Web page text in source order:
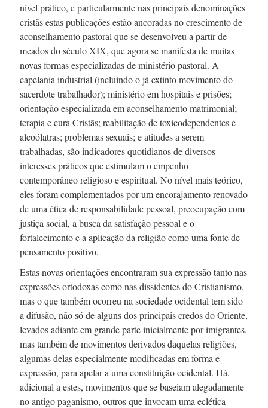
nível prático, e particularmente nas principais denominações
cristãs estas publicações estão ancoradas no crescimento de
aconselhamento pastoral que se desenvolveu a partir de
meados do século XIX, que agora se manifesta de muitas
novas formas especializadas de ministério pastoral. A
capelania industrial (incluindo o já extinto movimento do
sacerdote trabalhador); ministério em hospitais e prisões;
orientação especializada em aconselhamento matrimonial;
terapia e cura Cristãs; reabilitação de toxicodependentes e
alcoólatras; problemas sexuais; e atitudes a serem
trabalhadas, são indicadores quotidianos de diversos
interesses práticos que estimulam o empenho
contemporâneo religioso e espiritual. No nível mais teórico,
eles foram complementados por um encorajamento renovado
de uma ética de responsabilidade pessoal, preocupação com
justiça social, a busca da satisfação pessoal e o
fortalecimento e a aplicação da religião como uma fonte de
pensamento positivo.
Estas novas orientações encontraram sua expressão tanto nas
expressões ortodoxas como nas dissidentes do Cristianismo,
mas o que também ocorreu na sociedade ocidental tem sido
a difusão, não só de alguns dos principais credos do Oriente,
levados adiante em grande parte inicialmente por imigrantes,
mas também de movimentos derivados daquelas religiões,
algumas delas especialmente modificadas em forma e
expressão, para apelar a uma constituição ocidental. Há,
adicional a estes, movimentos que se baseiam alegadamente
no antigo paganismo, outros que invocam uma eclética